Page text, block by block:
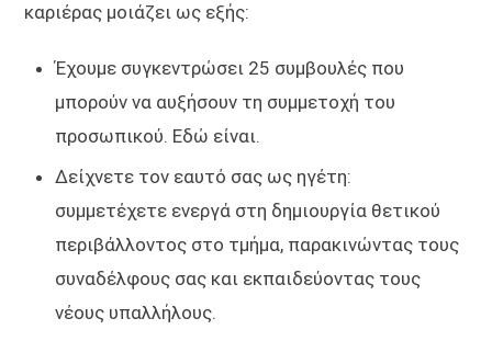
καριέρας μοιάζει ως εξής:
Έχουμε συγκεντρώσει 25 συμβουλές που
μπορούν να αυξήσουν τη συμμετοχή του
προσωπικού. Εδώ είναι.
Δείχνετε τον εαυτό σας ως ηγέτη:
συμμετέχετε ενεργά στη δημιουργία θετικού
περιβάλλοντος στο τμήμα, παρακινώντας τους
συναδέλφους σας και εκπαιδεύοντας τους
νέους υπαλλήλους.